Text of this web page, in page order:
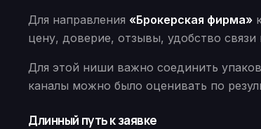
Для направления «Брокерская фирма»
цену, доверие, отзывы, удобство связи
Для этой ниши важно соединить
каналы можно было оценивать по
Длинный путь к заявке